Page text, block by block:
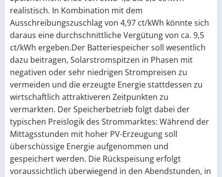
realistisch. In Kombination mit dem
Ausschreibungszuschlag von 4,97 ct/kWh könnte sich
daraus eine durchschnittliche Vergütung von ca. 9,5
ct/kWh ergeben.Der Batteriespeicher soll wesentlich
dazu beitragen, Solarstromspitzen in Phasen mit
negativen oder sehr niedrigen Strompreisen zu
vermeiden und die erzeugte Energie stattdessen zu
wirtschaftlich attraktiveren Zeitpunkten zu
vermarkten. Der Speicherbetrieb folgt dabei der
typischen Preislogik des Strommarktes: Während der
Mittagsstunden mit hoher PV-Erzeugung soll
überschüssige Energie aufgenommen und
gespeichert werden. Die Rückspeisung erfolgt
voraussichtlich überwiegend in den Abendstunden, in